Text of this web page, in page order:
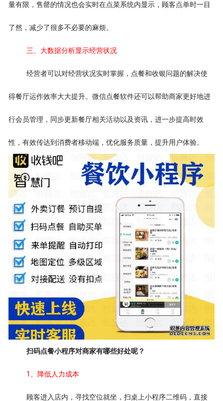
量有限，售罄的情况也会实时在点菜系统内显示，顾客点单时一目
了然，减少了很多不必要的麻烦。
三、大数据分析显示经营状况
经营者可以对经营状况实时掌握，点餐和收银问题的解决使
得餐厅运作效率大大提升。微信点餐软件还可以帮助商家更好地进
行会员管理，同步更新餐厅相关活动以及资讯，进一步提高时效
性，有效传达到消费者移动端，优化服务质量，提升用户体验。
扫码点餐小程序对商家有哪些好处呢？
1、降低人力成本
顾客进入店内，寻找空位就坐，扫桌上小程序二维码，直接